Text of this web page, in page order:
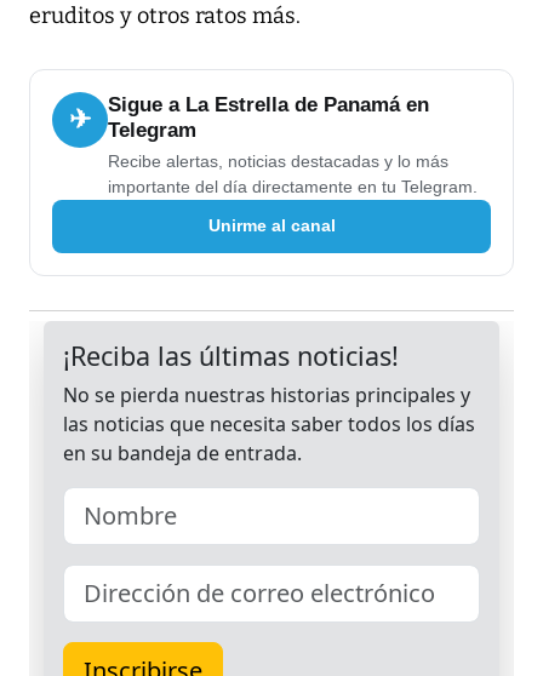
eruditos y otros ratos más.
✈
Sigue a La Estrella de Panamá en
Telegram
Recibe alertas, noticias destacadas y lo más
importante del día directamente en tu Telegram.
Unirme al canal